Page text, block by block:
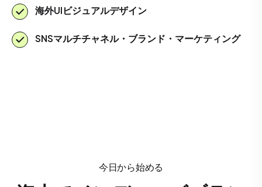
海外UIビジュアルデザイン
SNSマルチチャネル・ブランド・マーケティング
今日から始める